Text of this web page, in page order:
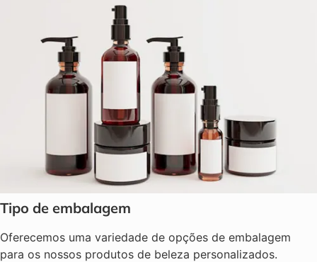
Tipo de embalagem
Oferecemos uma variedade de opções de embalagem
para os nossos produtos de beleza personalizados.